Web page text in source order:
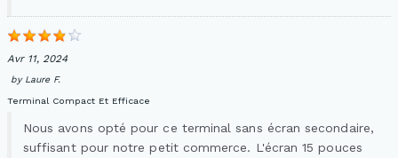
Avr 11, 2024
by Laure F.
Terminal Compact Et Efficace
Nous avons opté pour ce terminal sans écran secondaire,
suffisant pour notre petit commerce. L'écran 15 pouces